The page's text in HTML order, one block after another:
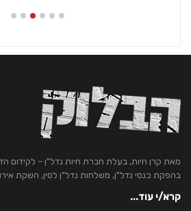
מאת קרן חיות, בעלת חברת חיות נדל"ן – לקידום
בהפקת כנסי נדל"ן, משלחות נדל"ן לסין, השקת
קרא/י עוד...